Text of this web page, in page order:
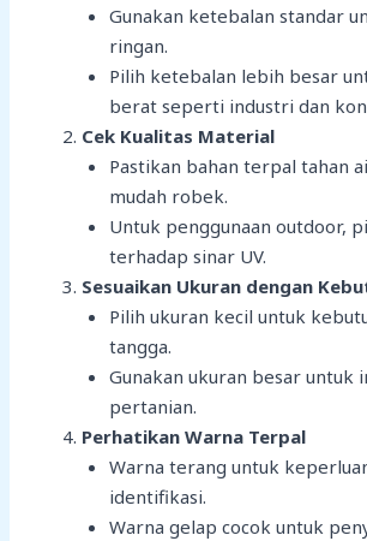
Gunakan ketebalan standar
ringan.
Pilih ketebalan lebih besar
berat seperti industri dan
Cek Kualitas Material
Pastikan bahan terpal tahan
mudah robek.
Untuk penggunaan outdoor,
terhadap sinar UV.
Sesuaikan Ukuran dengan
Pilih ukuran kecil untuk
tangga.
Gunakan ukuran besar untuk
pertanian.
Perhatikan Warna Terpal
Warna terang untuk
identifikasi.
Warna gelap cocok untuk